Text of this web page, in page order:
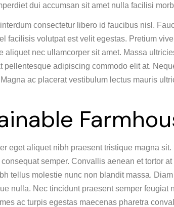
dui accumsan sit amet nulla facilisi
consectetur libero id faucibus nisl.
facilisis volutpat est velit egestas. Pretium
aliquet nec ullamcorper sit amet. Massa
pellentesque adipiscing commodo elit at.
ac placerat vestibulum lectus mauris
eget aliquet nibh praesent tristique magna
semper. Convallis aenean et tortor
tellus molestie nunc non blandit massa.
nulla. Nec tincidunt praesent semper feugiat
ac turpis egestas maecenas pharetra